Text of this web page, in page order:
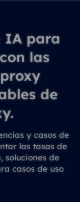
IA para
las
de
y casos de
las tasas de
soluciones de
casos de uso